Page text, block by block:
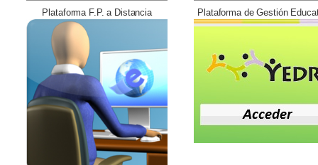
Plataforma F.P. a Distancia Plataforma de Gestión